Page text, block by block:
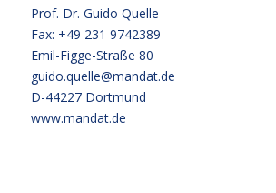
Prof. Dr. Guido
Fax: +49 231 9742389
Emil-Figge-
guido.quelle@mandat.de
D-44227
www.mandat.de